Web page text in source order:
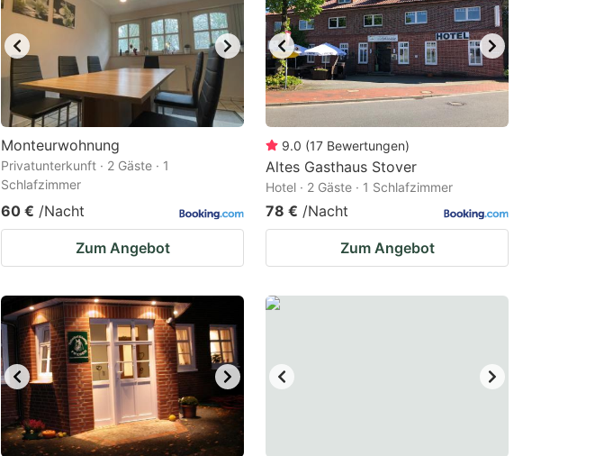
Monteurwohnung
Privatunterkunft · 2 Gäste · 1
Schlafzimmer
60 € /Nacht
Zum Angebot
9.0 (17 Bewertungen)
Altes Gasthaus Stover
Hotel · 2 Gäste · 1 Schlafzimmer
78 € /Nacht
Zum Angebot